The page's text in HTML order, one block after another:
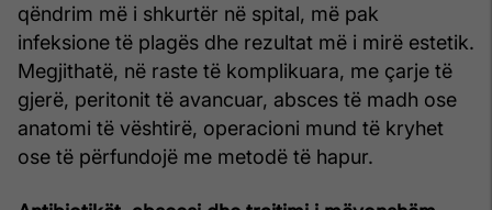
qëndrim më i shkurtër në spital, më pak
infeksione të plagës dhe rezultat më i mirë estetik.
Megjithatë, në raste të komplikuara, me çarje të
gjerë, peritonit të avancuar, absces të madh ose
anatomi të vështirë, operacioni mund të kryhet
ose të përfundojë me metodë të hapur.